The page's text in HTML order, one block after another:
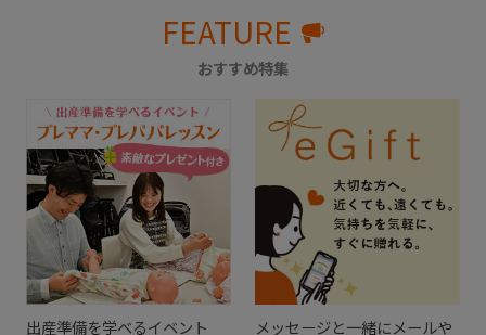
FEATURE
おすすめ特集
出産準備を学べるイベント
メッセージと一緒にメールや